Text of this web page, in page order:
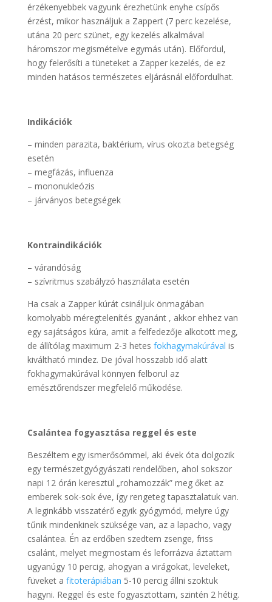
érzékenyebbek vagyunk érezhetünk enyhe csípős
érzést, mikor használjuk a Zappert (7 perc kezelése,
utána 20 perc szünet, egy kezelés alkalmával
háromszor megismételve egymás után). Előfordul,
hogy felerősíti a tüneteket a Zapper kezelés, de ez
minden hatásos természetes eljárásnál előfordulhat.
Indikációk
– minden parazita, baktérium, vírus okozta betegség
esetén
– megfázás, influenza
– mononukleózis
– járványos betegségek
Kontraindikációk
– várandóság
– szívritmus szabályzó használata esetén
Ha csak a Zapper kúrát csináljuk önmagában
komolyabb méregtelenítés gyanánt , akkor ehhez van
egy sajátságos kúra, amit a felfedezője alkotott meg,
de állítólag maximum 2-3 hetes fokhagymakúrával is
kiváltható mindez. De jóval hosszabb idő alatt
fokhagymakúrával könnyen felborul az
emésztőrendszer megfelelő működése.
Csalántea fogyasztása reggel és este
Beszéltem egy ismerősömmel, aki évek óta dolgozik
egy természetgyógyászati rendelőben, ahol sokszor
napi 12 órán keresztül „rohamozzák” meg őket az
emberek sok-sok éve, így rengeteg tapasztalatuk van.
A leginkább visszatérő egyik gyógymód, melyre úgy
tűnik mindenkinek szüksége van, az a lapacho, vagy
csalántea. Én az erdőben szedtem zsenge, friss
csalánt, melyet megmostam és leforrázva áztattam
ugyanúgy 10 percig, ahogyan a virágokat, leveleket,
füveket a fitoterápiában 5-10 percig állni szoktuk
hagyni. Reggel és este fogyasztottam, szintén 2 hétig.